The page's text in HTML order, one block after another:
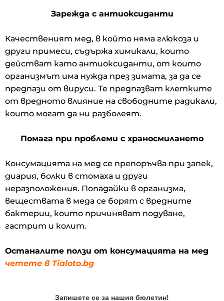
Зарежда с антиоксиданти
Качественият мед, в който няма глюкоза и
други примеси, съдържа химикали, които
действат като антиоксиданти, от които
организмът има нужда през зимата, за да се
предпази от вируси. Те предпазват клетките
от вредното влияние на свободните радикали,
които могат да ни разболеят.
Помага при проблеми с храносмилането
Консумацията на мед се препоръчва при запек,
диария, болки в стомаха и други
неразположения. Попадайки в организма,
веществата в меда се борят с вредните
бактерии, които причиняват подуване,
гастрит и колит.
Останалите ползи от консумацията на мед
четете в Tialoto.bg